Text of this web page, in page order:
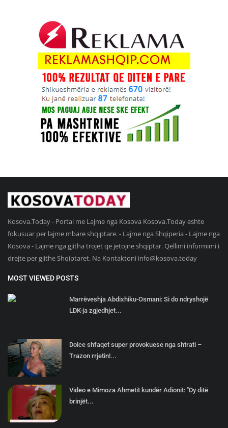
Kosova.Today - Portal me Lajme nga Kosova Kosova.Today eshte
fokusuar per lajme mbare shqiptare. - Lajme nga Shqiperia - Lajme nga
Kosova - Lajme nga gjitha trojet qe jetojne shqiptar. Qellimi informimi i
drejte per gjithe Shqiptaret. Na Kontaktoni info@kosova.today
MOST VIEWED POSTS
Marrëveshja Abdixhiku-Osmani: Si do ndryshojë
LDK-ja zgjedhjet...
Dolce shfaqet super provokuese nga shtrati –
Trazon rrjetin!...
Video e Mimoza Ahmetit kundër Adionit: "Dy ditë
brinjët...